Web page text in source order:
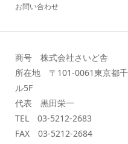
お問い合わせ
商号 株式会社さいど舎
所在地 〒101-0061東京都
ル5F
代表 黒田栄一
TEL 03-5212-2683
FAX 03-5212-2684